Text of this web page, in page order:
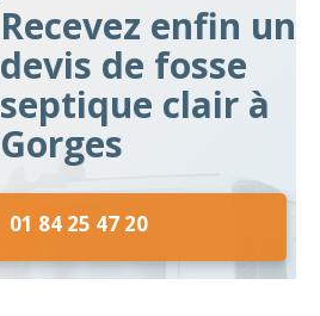
Recevez enfin un
devis de fosse
septique clair à
Gorges
01 84 25 47 20